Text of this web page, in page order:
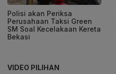
Polisi akan Periksa
Perusahaan Taksi Green
SM Soal Kecelakaan Kereta
Bekasi
VIDEO PILIHAN